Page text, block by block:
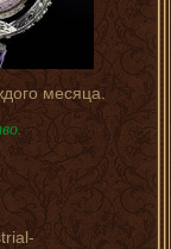
месяца.